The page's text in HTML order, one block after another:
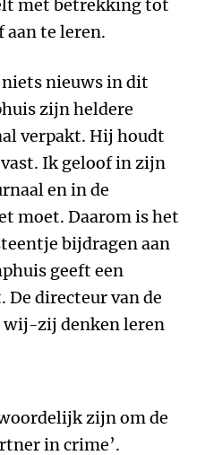
met betrekking tot
te leren.
nieuws in dit
zijn heldere
verpakt. Hij houdt
Ik geloof in zijn
en in de
moet. Daarom is het
bijdragen aan
geeft een
De directeur van de
wij-zij denken leren
zijn om de
in crime’.